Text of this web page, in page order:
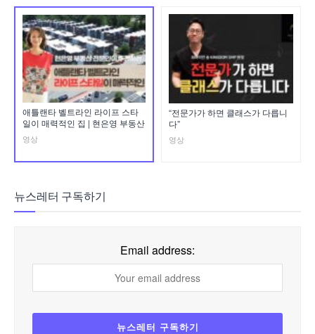
애틀랜타 벨트라인 라이프 스타
일이 매력적인 집 | 현은영 부동산
영상
“전문가가 하면 클래스가 다릅니
다”
영상
뉴스레터 구독하기
Email address: